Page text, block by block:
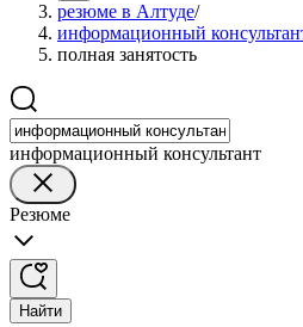
резюме в Алтуде/
информационный
полная занятость
информационный консультант
Резюме
Найти